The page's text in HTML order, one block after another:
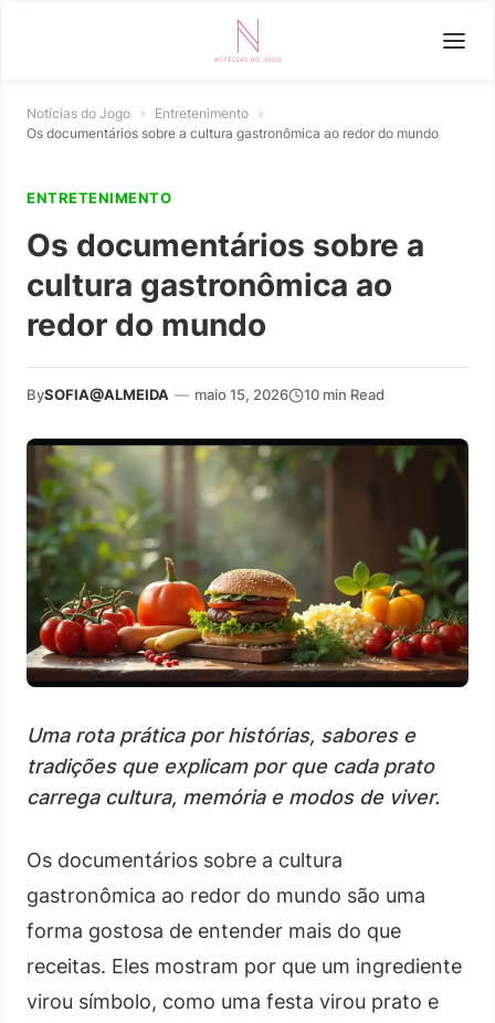
Notícias do Jogo » Entretenimento »
Os documentários sobre a cultura gastronômica ao redor do mundo
ENTRETENIMENTO
Os documentários sobre a
cultura gastronômica ao
redor do mundo
BySOFIA@ALMEIDA — maio 15, 2026 10 min Read
Uma rota prática por histórias, sabores e
tradições que explicam por que cada prato
carrega cultura, memória e modos de viver.
Os documentários sobre a cultura
gastronômica ao redor do mundo são uma
forma gostosa de entender mais do que
receitas. Eles mostram por que um ingrediente
virou símbolo, como uma festa virou prato e